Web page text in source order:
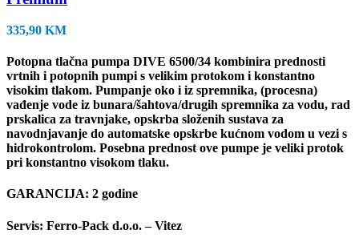
335,90 KM
Potopna tlačna pumpa DIVE 6500/34 kombinira prednosti
vrtnih i potopnih pumpi s velikim protokom i konstantno
visokim tlakom. Pumpanje oko i iz spremnika, (procesna)
vađenje vode iz bunara/šahtova/drugih spremnika za vodu, rad
prskalica za travnjake, opskrba složenih sustava za
navodnjavanje do automatske opskrbe kućnom vodom u vezi s
hidrokontrolom. Posebna prednost ove pumpe je veliki protok
pri konstantno visokom tlaku.
GARANCIJA: 2 godine
Servis: Ferro-Pack d.o.o. – Vitez